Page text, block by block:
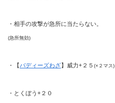
・相手の攻撃が急所に当たらない。
(急所無効)
・【バディーズわざ】威力+２５ (×２マス)
・とくぼう+２０